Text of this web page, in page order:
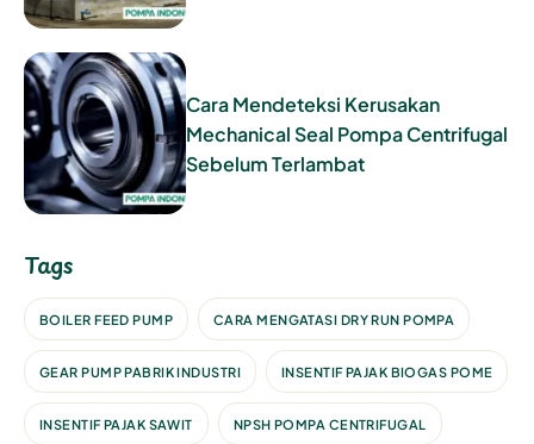
Cara Mendeteksi Kerusakan
Mechanical Seal Pompa Centrifugal
Sebelum Terlambat
Tags
BOILER FEED PUMP CARA MENGATASI DRY RUN POMPA
GEAR PUMP PABRIK INDUSTRI INSENTIF PAJAK BIOGAS POME
INSENTIF PAJAK SAWIT NPSH POMPA CENTRIFUGAL